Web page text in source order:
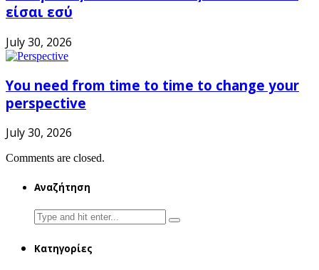
είσαι εσύ
July 30, 2026
You need from time to time to change your
perspective
July 30, 2026
Comments are closed.
Αναζήτηση
Search
for:
Κατηγορίες